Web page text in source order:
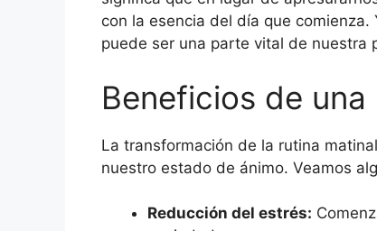
con la esencia del día que
puede ser una parte vital de nuestra
Beneficios de
La transformación de la rutina
nuestro estado de ánimo. Veamos
Reducción del estrés: